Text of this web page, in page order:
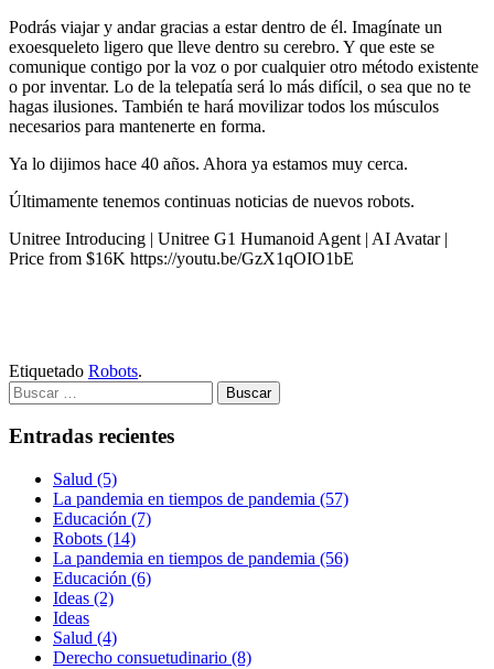
Podrás viajar y andar gracias a estar dentro de él. Imagínate un
exoesqueleto ligero que lleve dentro su cerebro. Y que este se
comunique contigo por la voz o por cualquier otro método existente
o por inventar. Lo de la telepatía será lo más difícil, o sea que no te
hagas ilusiones. También te hará movilizar todos los músculos
necesarios para mantenerte en forma.
Ya lo dijimos hace 40 años. Ahora ya estamos muy cerca.
Últimamente tenemos continuas noticias de nuevos robots.
Unitree Introducing | Unitree G1 Humanoid Agent | AI Avatar |
Price from $16K https://youtu.be/GzX1qOIO1bE
Etiquetado Robots.
Buscar:
Entradas recientes
Salud (5)
La pandemia en tiempos de pandemia (57)
Educación (7)
Robots (14)
La pandemia en tiempos de pandemia (56)
Educación (6)
Ideas (2)
Ideas
Salud (4)
Derecho consuetudinario (8)